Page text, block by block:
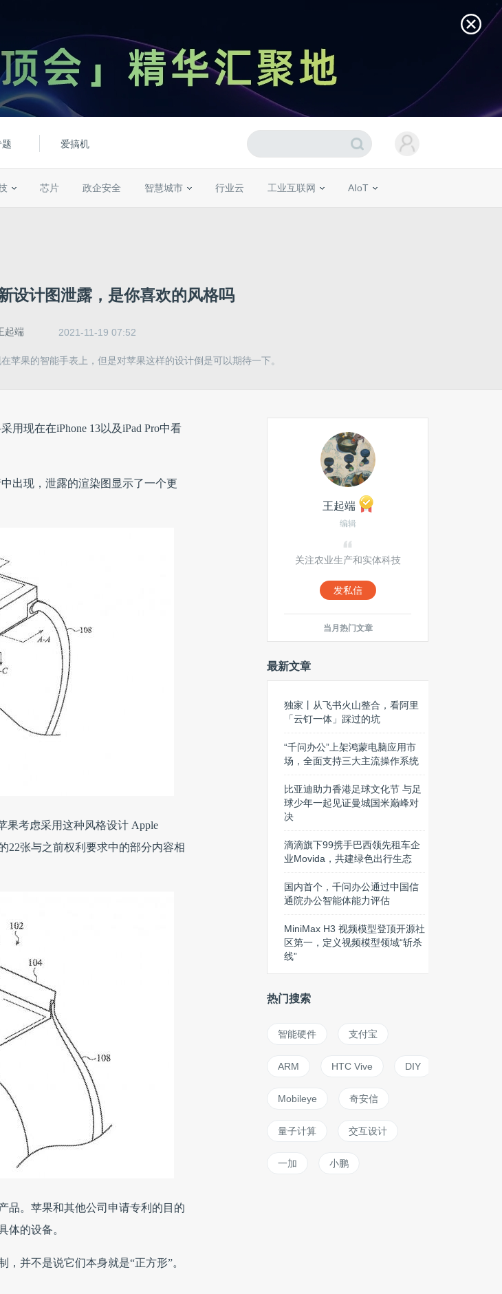
爱搞机
芯片 政企安全 智慧城市 行业云 工业互联网 AIoT
设计图泄露，是你喜欢的风格吗
起端 2021-11-19 07:52
苹果的智能手表上，但是对苹果这样的设计倒是可以期待一下。
用现在在iPhone 13以及iPad Pro中看
出现，泄露的渲染图显示了一个更
果考虑采用这种风格设计 Apple
22张与之前权利要求中的部分内容相
品。苹果和其他公司申请专利的目的
体的设备。
并不是说它们本身就是“正方形”。
王起端
编辑
关注农业生产和实体科技
发私信
当月热门文章
最新文章
独家丨从飞书火山整合，看阿里
「云钉一体」踩过的坑
“千问办公”上架鸿蒙电脑应用市
场，全面支持三大主流操作系统
比亚迪助力香港足球文化节 与足
球少年一起见证曼城国米巅峰对
决
滴滴旗下99携手巴西领先租车企
业Movida，共建绿色出行生态
国内首个，千问办公通过中国信
通院办公智能体能力评估
MiniMax H3 视频模型登顶开源社
区第一，定义视频模型领域“斩杀
线”
热门搜索
智能硬件 支付宝
ARM HTC Vive DIY
Mobileye 奇安信
量子计算 交互设计
一加 小鹏